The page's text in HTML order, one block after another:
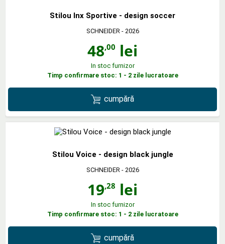
Stilou Inx Sportive - design soccer
SCHNEIDER- 2026
48,00 lei
In stoc furnizor
Timp confirmare stoc: 1 - 2 zile lucratoare
cumpără
Stilou Voice - design black jungle
SCHNEIDER - 2026
19,28 lei
In stoc furnizor
Timp confirmare stoc: 1 - 2 zile lucratoare
cumpără